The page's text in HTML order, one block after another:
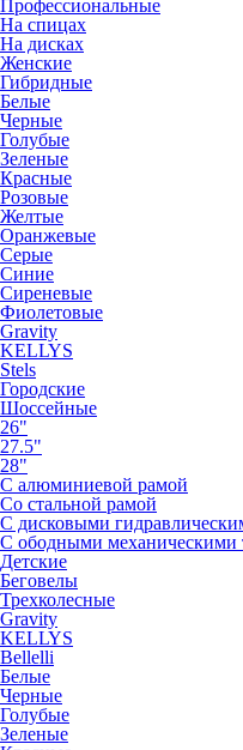
Профессиональные
На спицах
На дисках
Женские
Гибридные
Белые
Черные
Голубые
Зеленые
Красные
Розовые
Желтые
Оранжевые
Серые
Синие
Сиреневые
Фиолетовые
Gravity
KELLYS
Stels
Городские
Шоссейные
26"
27.5"
28"
С алюминиевой рамой
Со стальной рамой
С дисковыми
С ободными механическими
Детские
Беговелы
Трехколесные
Gravity
KELLYS
Bellelli
Белые
Черные
Голубые
Зеленые